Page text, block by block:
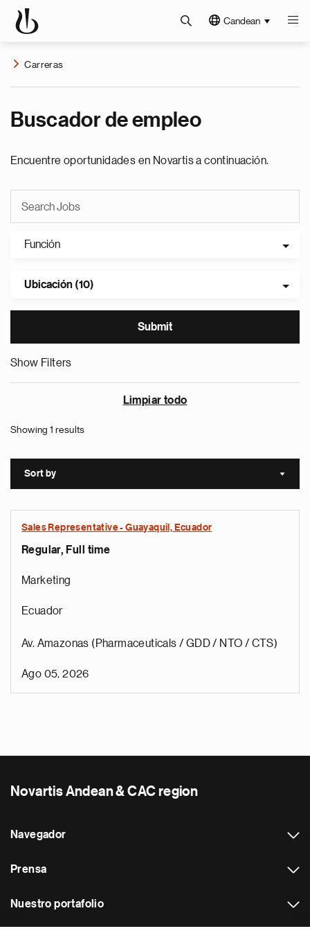
Candean
Carreras
Buscador de empleo
Encuentre oportunidades en Novartis a continuación.
Función
Ubicación (10)
Show Filters
Limpiar todo
Showing 1 results
Sort by Sort
Sales Representative - Guayaquil, Ecuador
Regular, Full time
Marketing
Ecuador
Av. Amazonas (Pharmaceuticals / GDD / NTO / CTS)
Ago 05, 2026
Novartis Andean & CAC region
Navegador
Prensa
Nuestro portafolio